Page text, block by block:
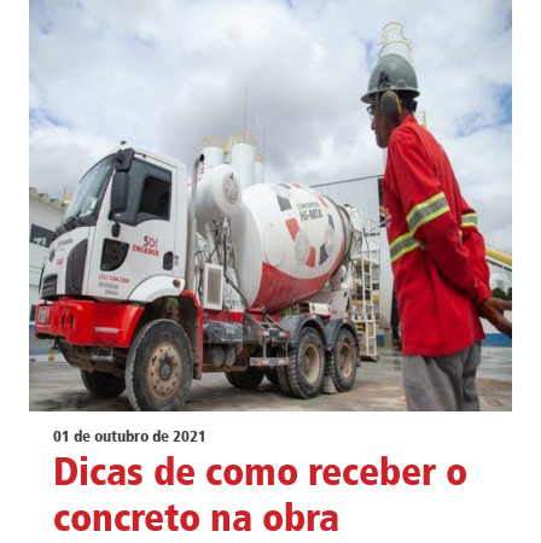
01 de outubro de 2021
Dicas de como receber o
concreto na obra